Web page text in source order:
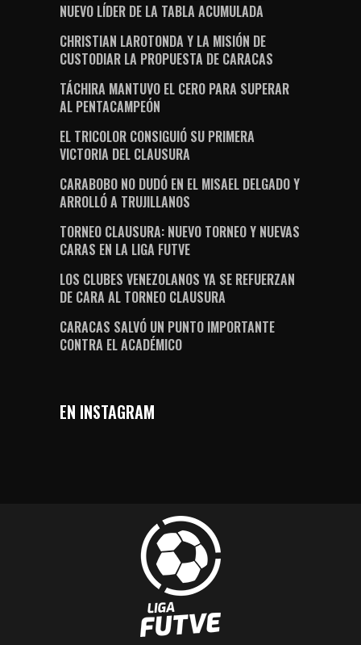
NUEVO LÍDER DE LA TABLA ACUMULADA
CHRISTIAN LAROTONDA Y LA MISIÓN DE
CUSTODIAR LA PROPUESTA DE CARACAS
TÁCHIRA MANTUVO EL CERO PARA SUPERAR
AL PENTACAMPEÓN
EL TRICOLOR CONSIGUIÓ SU PRIMERA
VICTORIA DEL CLAUSURA
CARABOBO NO DUDÓ EN EL MISAEL DELGADO Y
ARROLLÓ A TRUJILLANOS
TORNEO CLAUSURA: NUEVO TORNEO Y NUEVAS
CARAS EN LA LIGA FUTVE
LOS CLUBES VENEZOLANOS YA SE REFUERZAN
DE CARA AL TORNEO CLAUSURA
CARACAS SALVÓ UN PUNTO IMPORTANTE
CONTRA EL ACADÉMICO
EN INSTAGRAM